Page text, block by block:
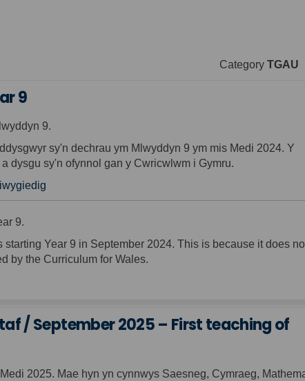
CategoryTGAU
9
9.
sy'n dechrau ym Mlwyddyn 9 ym mis Medi 2024. Y
dysgu sy'n ofynnol gan y Cwricwlwm i Gymru.
9.
starting Year 9 in September 2024. This is because it does
by the Curriculum for Wales.
/ September 2025 – First teaching of
2025. Mae hyn yn cynnwys Saesneg, Cymraeg,